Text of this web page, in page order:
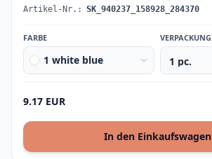
Artikel-Nr.: SK_940237_158928_284370
FARBE
1 white blue
VERPACKUNG
9.17 EUR
In den Einkaufswagen